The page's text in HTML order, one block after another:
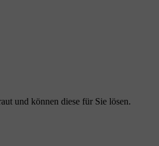
und können diese für Sie lösen.